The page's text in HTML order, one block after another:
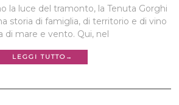
la luce del tramonto, la Tenuta Gorghi
storia di famiglia, di territorio e di vino
di mare e vento. Qui, nel
LEGGI TUTTO→